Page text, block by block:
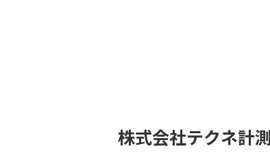
株式会社テクネ計